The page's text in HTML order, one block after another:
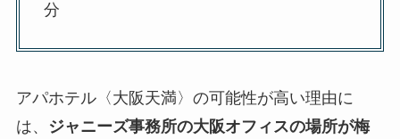
分
アパホテル〈大阪天満〉の可能性が高い理由に
は、
ジャニーズ事務所の大阪オフィスの場所が梅